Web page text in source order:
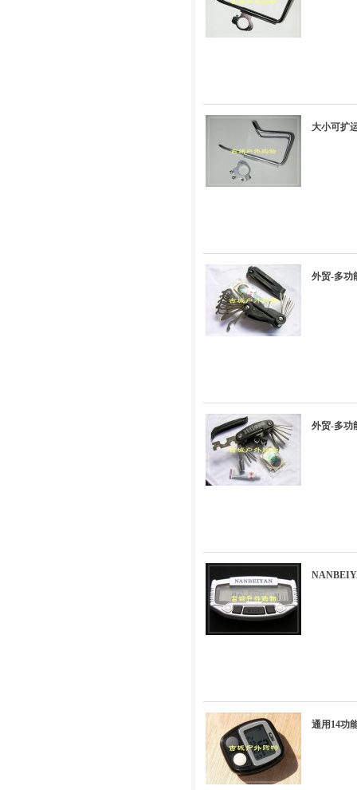
大小可扩
外贸-多功
外贸-多功
通用14功